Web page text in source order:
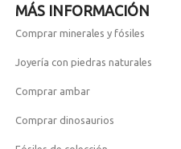
MÁS INFORMACIÓN
Comprar minerales y fósiles
Joyería con piedras naturales
Comprar ambar
Comprar dinosaurios